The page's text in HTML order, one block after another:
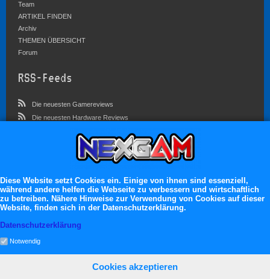
Team
ARTIKEL FINDEN
Archiv
THEMEN ÜBERSICHT
Forum
RSS-Feeds
Die neuesten Gamereviews
Die neuesten Hardware Reviews
Im Forum sind zur Zeit 5827 Benutzer online
Es erwarten dich:
13.119 registrierte Mitglieder
71.046 Themen
Diese Website setzt Cookies ein. Einige von ihnen sind essenziell,
während andere helfen die Webseite zu verbessern und wirtschaftlich
zu betreiben. Nähere Hinweise zur Verwendung von Cookies auf dieser
Website, finden sich in der Datenschutzerklärung.
Datenschutzerklärung
Notwendig
Cookies akzeptieren